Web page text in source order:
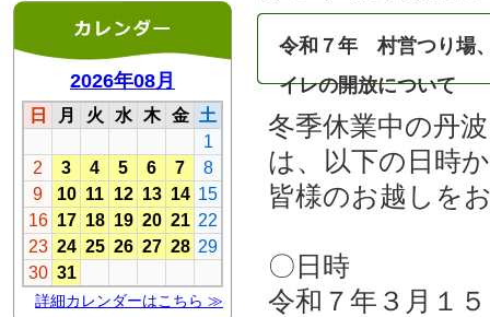
令和７年 村営つり場
イレの開放について
冬季休業中の丹
は、以下の日時
皆様のお越しを
〇日時
令和７年３月１